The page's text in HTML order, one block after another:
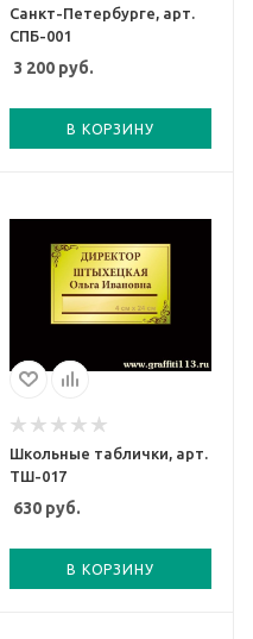
Санкт-Петербурге, арт.
СПБ-001
3 200руб.
В КОРЗИНУ
Школьные таблички, арт.
ТШ-017
630руб.
В КОРЗИНУ